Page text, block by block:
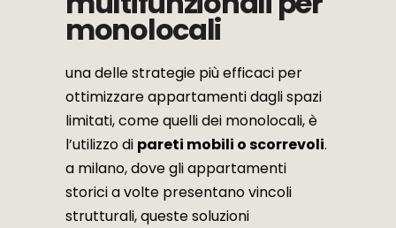
monolocali
una delle strategie più efficaci per
ottimizzare appartamenti dagli spazi
limitati, come quelli dei monolocali, è
l’utilizzo di pareti mobili o scorrevoli.
a milano, dove gli appartamenti
storici a volte presentano vincoli
strutturali, queste soluzioni